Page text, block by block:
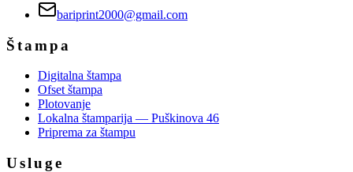
bariprint2000@gmail.com
Štampa
Digitalna štampa
Ofset štampa
Plotovanje
Lokalna štamparija — Puškinova 46
Priprema za štampu
Usluge